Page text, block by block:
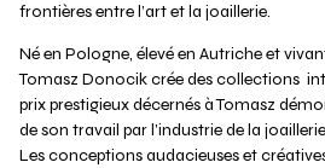
frontières entre l’art et la joaillerie.
Né en Pologne, élevé en Autriche et
Tomasz Donocik crée des collections
prix prestigieux décernés à Tomasz
de son travail par l’industrie de la
Les conceptions audacieuses et